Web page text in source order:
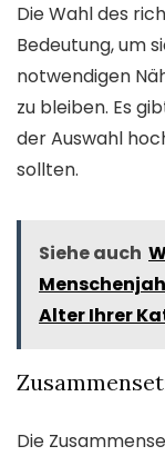
Die Wahl des
Bedeutung, um
notwendigen
zu bleiben. Es
der Auswahl
sollten.
Siehe auch
Alter Ihrer
Die